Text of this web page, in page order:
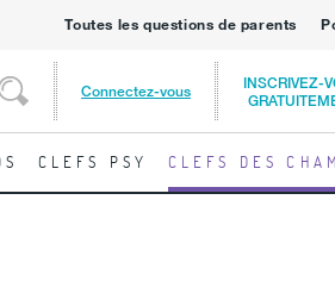
Toutes les questions de parents
Rechercher
Connectez-vous
INSCRIVEZ-
CLEFS PSY CLEFS DES